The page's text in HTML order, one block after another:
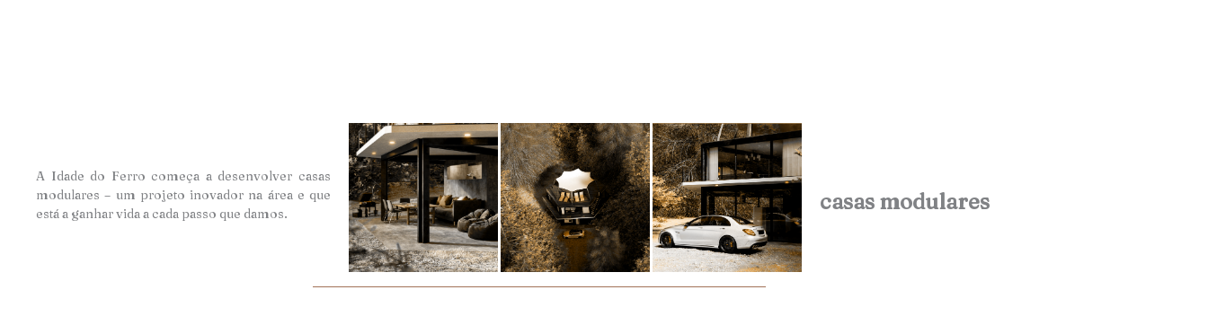
A Idade do Ferro começa a desenvolver casas
modulares – um projeto inovador na área e que
está a ganhar vida a cada passo que damos.
casas modulares